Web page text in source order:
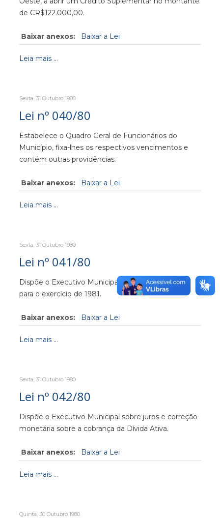
de CR$122.000,00.
Baixar anexos: Baixar a Lei
Leia mais ...
Sexta, 31 Outubro 1980
Lei nº 040/80
Estabelece o Quadro Geral de Funcionários do
Município, fixa-lhes os respectivos vencimentos e
contém outras providências.
Baixar anexos: Baixar a Lei
Leia mais ...
Sexta, 31 Outubro 1980
Lei nº 041/80
Dispõe o Executivo Municipal o aumento de taxas
para o exercício de 1981.
Baixar anexos: Baixar a Lei
Leia mais ...
Sexta, 31 Outubro 1980
Lei nº 042/80
Dispõe o Executivo Municipal sobre juros e correção
monetária sobre a cobrança da Dívida Ativa.
Baixar anexos: Baixar a Lei
Leia mais ...
Quinta, 30 Outubro 1980